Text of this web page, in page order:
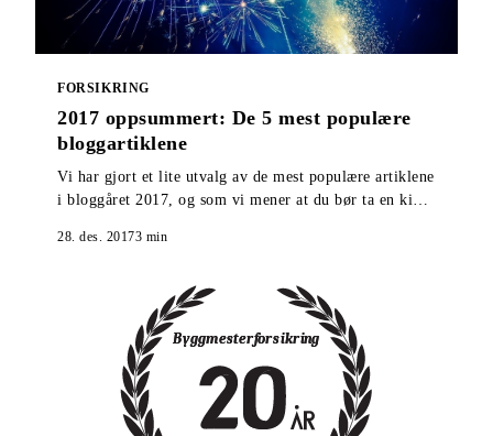
FORSIKRING
2017 oppsummert: De 5 mest populære
bloggartiklene
Vi har gjort et lite utvalg av de mest populære artiklene
i bloggåret 2017, og som vi mener at du bør ta en kikk
28. des. 20173 min